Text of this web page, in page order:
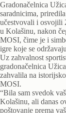
Gradonačelnica
saradnicima,
učestvovali i osvojili
u Kolašinu, nakon
MOSI, čime je i
igre koje se
Uz zahvalnost
gradonačelnica
zahvalila na
MOSI.
“Bila sam svedok
Kolašinu, ali danas
poštovanje prema